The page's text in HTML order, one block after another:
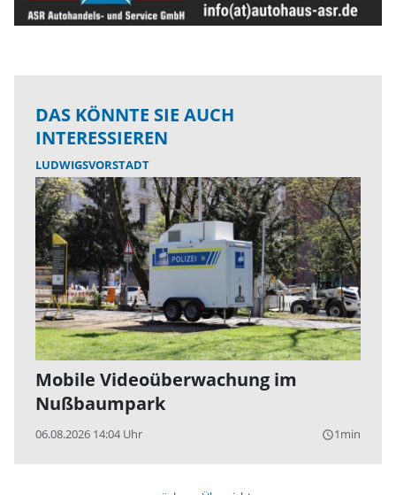
DAS KÖNNTE SIE AUCH
INTERESSIEREN
LUDWIGSVORSTADT
Mobile Videoüberwachung im
Nußbaumpark
06.08.2026 14:04 Uhr query_builder1min